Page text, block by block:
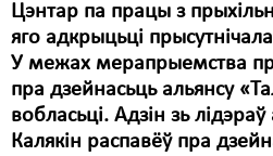
Цэнтар па працы з
яго адкрыцьці
У межах мерапрыемства
пра дзейнасьць альянсу
вобласьці. Адзін зь
Калякін распавёў пра